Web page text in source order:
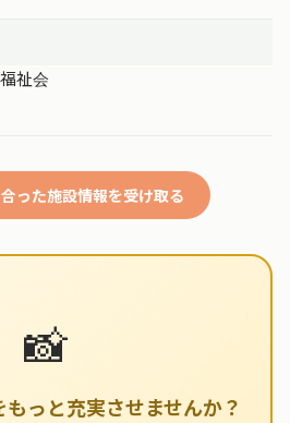
祉会
った施設情報を受け取る
📸
っと充実させませんか？